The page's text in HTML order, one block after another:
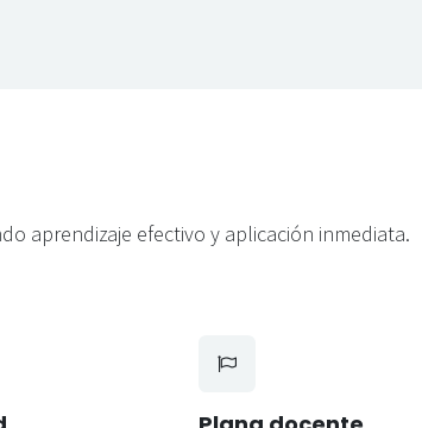
aprendizaje efectivo y aplicación inmediata.